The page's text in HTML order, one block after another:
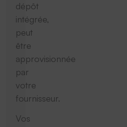
dépôt
intégrée,
peut
être
approvisionnée
par
votre
fournisseur.
Vos